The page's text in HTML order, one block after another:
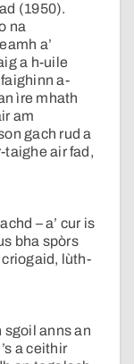
(1950).
na
a’
a h-uile
a-
ìre mhath
am
gach rud a
taighe air fad,
– a’ cur is
bha spòrs
criogaid, lùth-
sgoil anns an
a ceithir